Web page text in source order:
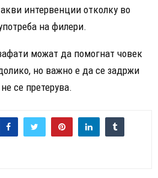
интервенции отколку во
на филери.
можат да помогнат човек
но важно е да се задржи
се претерува.